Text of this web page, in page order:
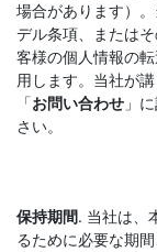
場合があります）
デル条項、または
客様の個人情報の
用します。当社が
「お問い合わせ 」
さい。
保持期間. 当社は、
るために必要な期